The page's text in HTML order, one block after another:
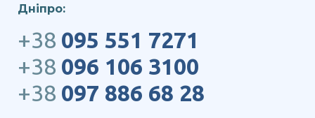
Дніпро:
+38 095 551 7271
+38 096 106 3100
+38 097 886 68 28